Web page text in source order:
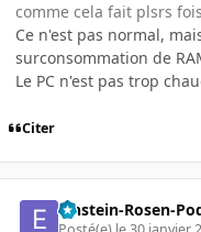
comme cela fait plsrs
Ce n'est pas normal,
surconsommation de
Le PC n'est pas trop
Citer
Einstein-Rosen-